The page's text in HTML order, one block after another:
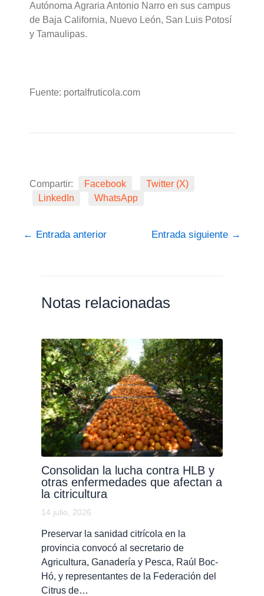
Autónoma Agraria Antonio Narro en sus campus
de Baja California, Nuevo León, San Luis Potosí
y Tamaulipas.
Fuente: portalfruticola.com
Compartir: Facebook
Twitter (X)
LinkedIn
WhatsApp
← Entrada anterior Entrada siguiente →
Notas relacionadas
Consolidan la lucha contra HLB y
otras enfermedades que afectan a
la citricultura
14 julio, 2026
Preservar la sanidad citrícola en la
provincia convocó al secretario de
Agricultura, Ganadería y Pesca, Raúl Boc-
Hó, y representantes de la Federación del
Citrus de…